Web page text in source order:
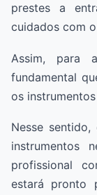
prestes a
cuidados com
Assim, para
fundamental
os
Nesse
instrumentos
profissional
estará pronto